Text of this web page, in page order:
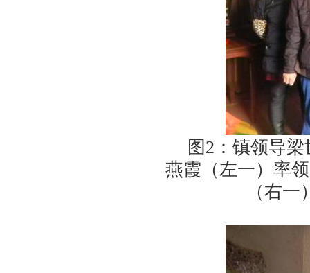
图 2 ：镇领导
燕霞（左一）率
（右